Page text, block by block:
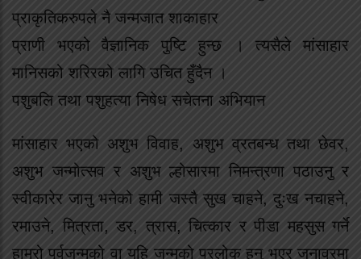
प्राकृतिकरुपले नै जन्मजात शाकाहार
प्राणी भएको वैज्ञानिक पुष्टि हुन्छ । त्यसैले मांसाहार
मानिसको शरिरको लागि उचित हुँदैन ।
पशुबलि तथा पशुहत्या निषेध सचेतना अभियान
मांसाहार भएको अशुभ विवाह, अशुभ व्रतबन्ध तथा छेवर,
अशुभ जन्मोत्सव र अशुभ ल्होसारमा निमन्त्रणा पठाउनु र
स्वीकारेर जानु भनेको हामी जस्तै सुख चाहने, दुःख नचाहने,
रमाउने, मित्रता, डर, त्रास, चित्कार र पीडा महसुस गर्ने
हाम्रो पूर्वजन्मको वा यहि जन्मको परलोक हुनु भएर जनावरमा